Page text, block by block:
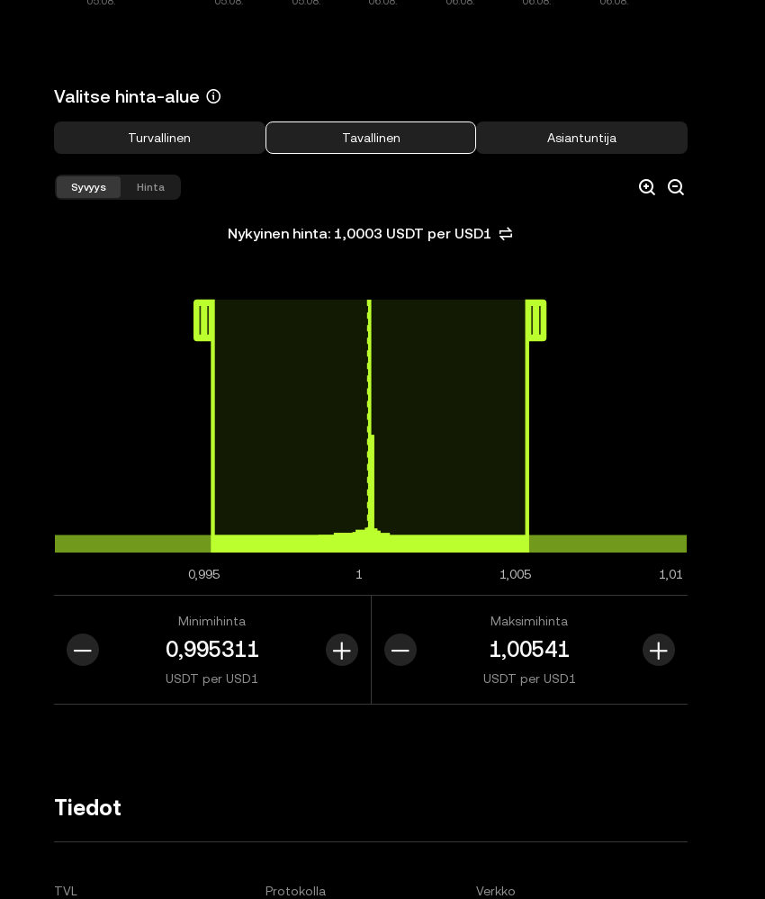
Valitse hinta-alue
Turvallinen Tavallinen Asiantuntija
Syvyys Hinta
Nykyinen hinta: 1,0003 USDT per USD1
0,995 1 1,005 1,01
Minimihinta
USDT per USD1
Maksimihinta
USDT per USD1
Tiedot
TVL Protokolla Verkko